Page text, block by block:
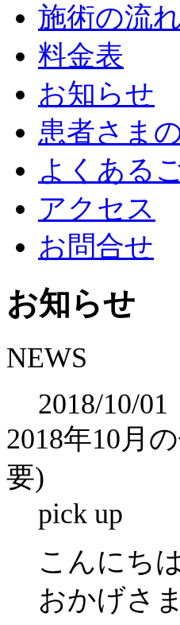
施術の流れ
料金表
お知らせ
患者さま
よくある
アクセス
お問合せ
お知らせ
NEWS
2018/10/01
2018年10月
要)
pick up
こんにち
おかげさ